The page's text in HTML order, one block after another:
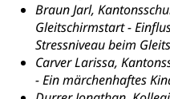
Braun Jarl,
Gleitschirmstart -
Stressniveau beim
Carver Larissa,
- Ein märchenhaftes
Viehzucht
Todesfall
Bestattung, Beerdigung,
Erbschaft, Todesschein,